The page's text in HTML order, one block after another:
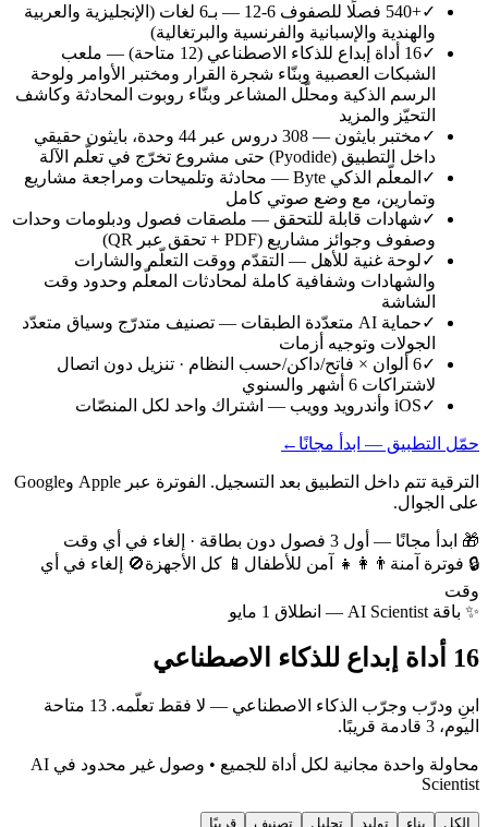
✓
+540 فصلًا للصفوف 6-12 — بـ6 لغات (الإنجليزية والعربية
والهندية والإسبانية والفرنسية والبرتغالية)
✓
16 أداة إبداع للذكاء الاصطناعي (12 متاحة) — ملعب
الشبكات العصبية وبنّاء شجرة القرار ومختبر الأوامر ولوحة
الرسم الذكية ومحلّل المشاعر وبنّاء روبوت المحادثة وكاشف
التحيّز والمزيد
✓
مختبر بايثون — 308 دروس عبر 44 وحدة، بايثون حقيقي
داخل التطبيق (Pyodide) حتى مشروع تخرّج في تعلّم الآلة
✓
المعلّم الذكي Byte — محادثة وتلميحات ومراجعة مشاريع
وتمارين، مع وضع صوتي كامل
✓شهادات قابلة للتحقق — ملصقات فصول ودبلومات وحدات
وصفوف وجوائز مشاريع (PDF + تحقق عبر QR)
✓لوحة غنية للأهل — التقدّم ووقت التعلّم والشارات
والشهادات وشفافية كاملة لمحادثات المعلّم وحدود وقت
الشاشة
✓
حماية AI متعدّدة الطبقات — تصنيف متدرّج وسياق متعدّد
الجولات وتوجيه أزمات
✓
6 ألوان × فاتح/داكن/حسب النظام · تنزيل دون اتصال
لاشتراكات 6 أشهر والسنوي
✓iOS وأندرويد وويب — اشتراك واحد لكل المنصّات
حمّل التطبيق — ابدأ مجانًا ←
الترقية تتم داخل التطبيق بعد التسجيل. الفوترة عبر Apple وGoogle
على الجوال.
🎁 ابدأ مجانًا — أول 3 فصول دون بطاقة · إلغاء في أي وقت
🔒 فوترة آمنة 👨‍👩‍👧 آمن للأطفال 📱 كل الأجهزة🚫 إلغاء في أي
وقت
✨ باقة AI Scientist — انطلاق 1 مايو
16 أداة إبداع للذكاء الاصطناعي
ابنِ ودرّب وجرّب الذكاء الاصطناعي — لا فقط تعلّمه.
13 متاحة
اليوم، 3 قادمة قريبًا.
محاولة واحدة مجانية لكل أداة للجميع • وصول غير محدود في AI
Scientist
الكل بناء توليد تحليل تصنيف قريبًا